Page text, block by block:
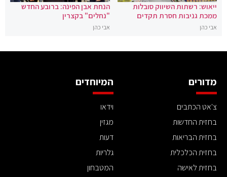
ייאוש: רשתות השיווק סובלות
ממכת גניבות חסרת תקדים
אבי כהן
הנחת אבן הפינה: ברובע החדש
"נחלים" בקצרין
אבי כהן
מדורים
צ'אט הכתבים
בחזית החדשות
בחזית הבריאות
בחזית הכלכלית
בחזית לאישה
המיוחדים
וידאו
מגזין
דעות
גלריות
המטבחון